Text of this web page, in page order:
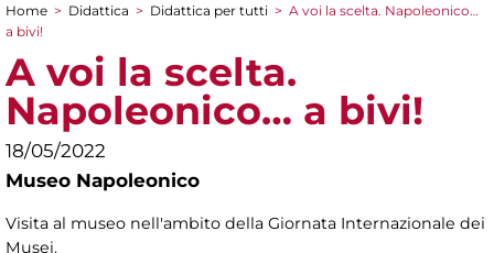
Tu sei qui
Home > Didattica > Didattica per tutti > A voi la scelta. Napoleonico…
a bivi!
A voi la scelta.
Napoleonico… a bivi!
18/05/2022
Museo Napoleonico
Visita al museo nell'ambito della Giornata Internazionale dei
Musei.